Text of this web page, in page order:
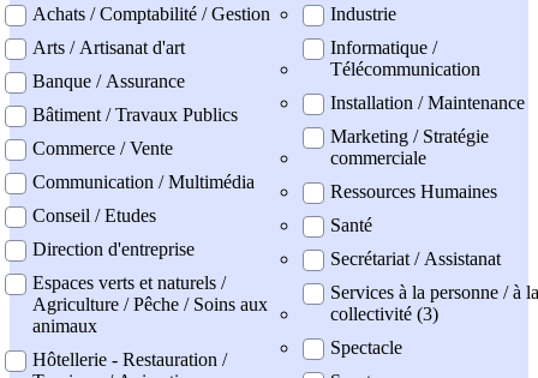
professionel
Achats / Comptabilité / Gestion
Arts / Artisanat d'art
Banque / Assurance
Bâtiment / Travaux Publics
Commerce / Vente
Communication / Multimédia
Conseil / Etudes
Direction d'entreprise
Espaces verts et naturels /
Agriculture / Pêche / Soins aux
animaux
Hôtellerie - Restauration /
Industrie
Informatique /
Télécommunication
Installation / Maintenance
Marketing / Stratégie
commerciale
Ressources Humaines
Santé
Secrétariat / Assistanat
Services à la personne / à la
collectivité (3)
Spectacle